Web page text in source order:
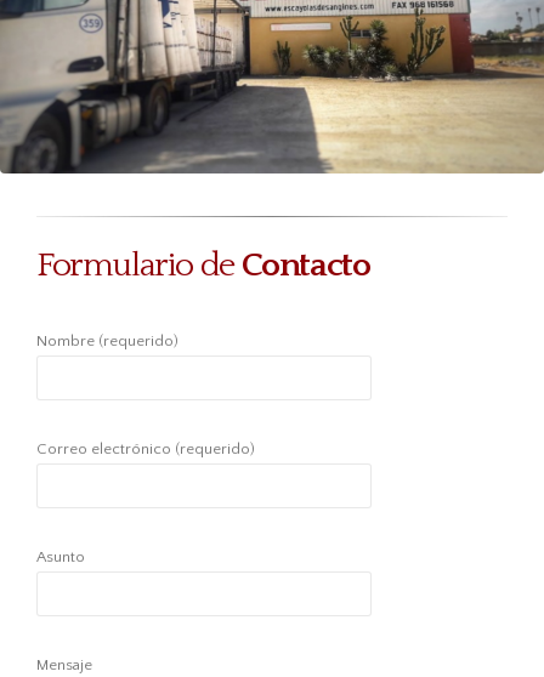
Formulario deContacto
Nombre (requerido)
Correo electrónico (requerido)
Asunto
Mensaje